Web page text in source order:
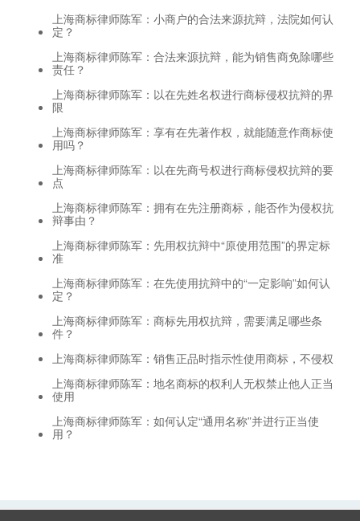
上海商标律师陈军：小商户的合法来源抗辩，法院如何认
定？
上海商标律师陈军：合法来源抗辩，能为销售商免除哪些
责任？
上海商标律师陈军：以在先姓名权进行商标侵权抗辩的界
限
上海商标律师陈军：享有在先著作权，就能随意作商标使
用吗？
上海商标律师陈军：以在先商号权进行商标侵权抗辩的要
点
上海商标律师陈军：拥有在先注册商标，能否作为侵权抗
辩事由？
上海商标律师陈军：先用权抗辩中“原使用范围”的界定标
准
上海商标律师陈军：在先使用抗辩中的“一定影响”如何认
定？
上海商标律师陈军：商标先用权抗辩，需要满足哪些条
件？
上海商标律师陈军：销售正品时指示性使用商标，不侵权
上海商标律师陈军：地名商标的权利人无权禁止他人正当
使用
上海商标律师陈军：如何认定“通用名称”并进行正当使
用？